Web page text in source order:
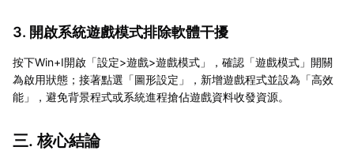
3. 開啟系統遊戲模式排除軟體干擾
按下Win+I開啟「設定>遊戲>遊戲模式」，確認「遊戲模式」開關
為啟用狀態；接著點選「圖形設定」，新增遊戲程式並設為「高效
能」，避免背景程式或系統進程搶佔遊戲資料收發資源。
三. 核心結論